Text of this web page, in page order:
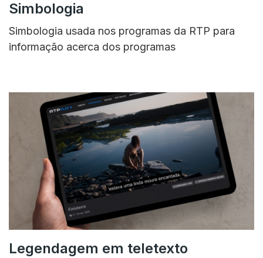
Simbologia
Simbologia usada nos programas da RTP para
informação acerca dos programas
Legendagem em teletexto